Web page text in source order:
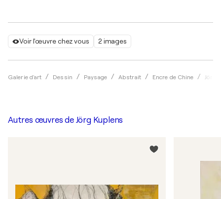
Voir l'œuvre chez vous 2 images
Galerie d'art Dessin Paysage Abstrait Encre de Chine Jörg
Autres œuvres de Jörg Kuplens